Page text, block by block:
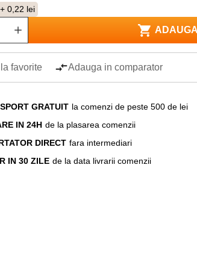
+ 0,22 lei
favorite Adauga in comparator
GRATUIT la comenzi de peste 500 de lei
IN 24H de la plasarea comenzii
DIRECT fara intermediari
IN 30 ZILE de la data livrarii comenzii